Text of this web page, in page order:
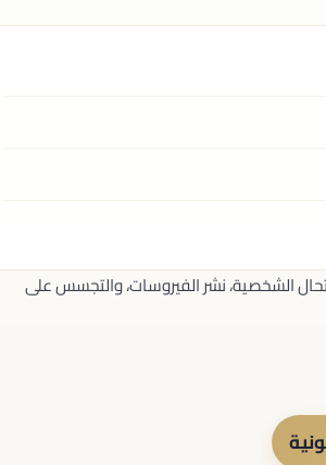
انتحال الشخصية، نشر الفيروسات، والتجسس على